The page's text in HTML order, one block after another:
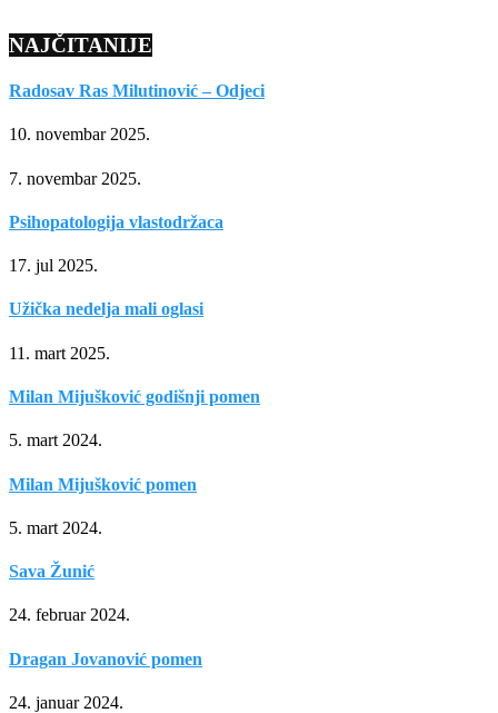
NAJČITANIJE
Radosav Ras Milutinović – Odjeci
10. novembar 2025.
7. novembar 2025.
Psihopatologija vlastodržaca
17. jul 2025.
Užička nedelja mali oglasi
11. mart 2025.
Milan Mijušković godišnji pomen
5. mart 2024.
Milan Mijušković pomen
5. mart 2024.
Sava Žunić
24. februar 2024.
Dragan Jovanović pomen
24. januar 2024.